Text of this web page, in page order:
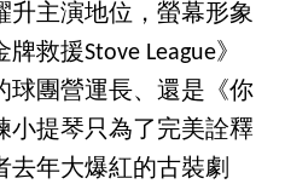
升主演地位，螢幕形象
救援Stove League》
球團營運長、還是《你
小提琴只為了完美詮釋
去年大爆紅的古裝劇